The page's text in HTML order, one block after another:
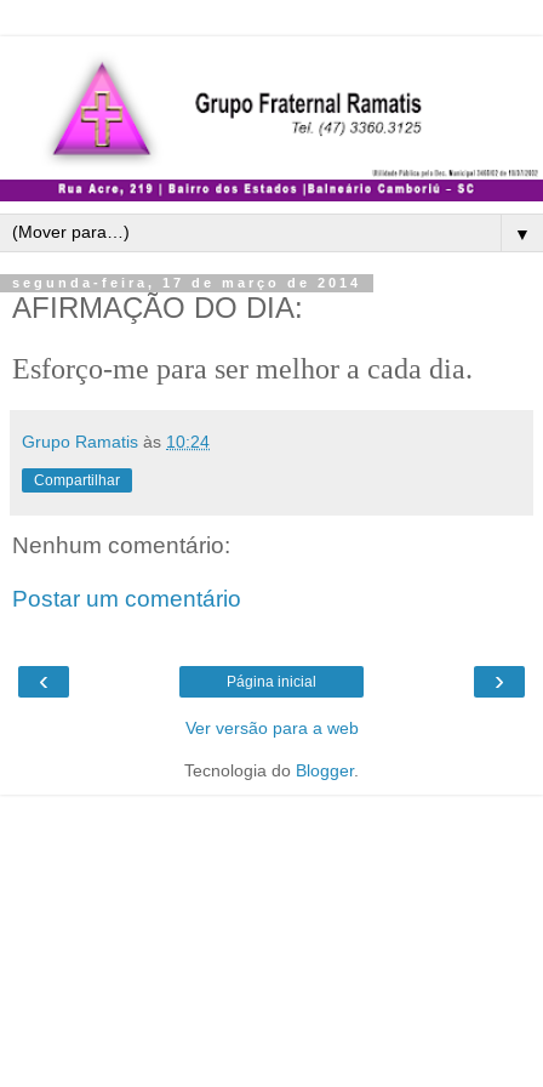
▼
segunda-feira, 17 de março de 2014
AFIRMAÇÃO DO DIA:
Esforço-me para ser melhor a cada dia.
Grupo Ramatis às 10:24
Compartilhar
Nenhum comentário:
Postar um comentário
‹ ›
Página inicial
Ver versão para a web
Tecnologia do Blogger.